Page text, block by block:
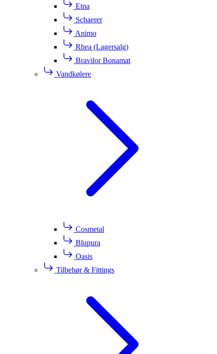
Etna
Schaerer
Animo
Rhea (Lagersalg)
Bravilor Bonamat
Vandkølere
Cosmetal
Blupura
Oasis
Tilbehør & Fittings